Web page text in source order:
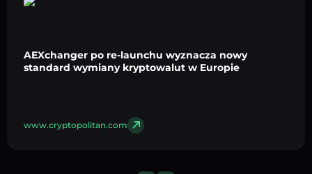
AEXchanger po re-launchu wyznacza nowy
standard wymiany kryptowalut w Europie
www.cryptopolitan.com